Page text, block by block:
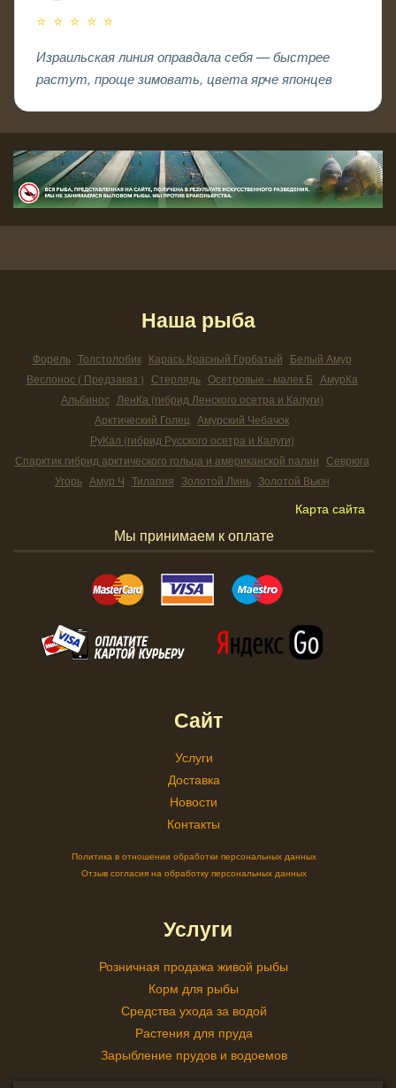
⭐ ⭐ ⭐ ⭐ ⭐
Израильская линия оправдала себя — быстрее
растут, проще зимовать, цвета ярче японцев
Наша рыба
Форель Толстолобик Карась Красный Горбатый Белый Амур
Веслонос ( Предзаказ ) Стерлядь Осетровые - малек Б АмурКа
Альбинос ЛенКа (гибрид Ленского осетра и Калуги)
Арктический Голец Амурский Чебачок
РуКал (гибрид Русского осетра и Калуги)
Спарктик гибрид арктического гольца и американской палии Севрюга
Угорь Амур Ч Тилапия Золотой Линь Золотой Вьюн
Карта сайта
Мы принимаем к оплате
Сайт
Услуги
Доставка
Новости
Контакты
Политика в отношении обработки персональных данных
Отзыв согласия на обработку персональных данных
Услуги
Розничная продажа живой рыбы
Корм для рыбы
Средства ухода за водой
Растения для пруда
Зарыбление прудов и водоемов